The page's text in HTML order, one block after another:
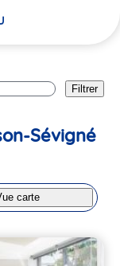
Filtrer
Sévigné
carte